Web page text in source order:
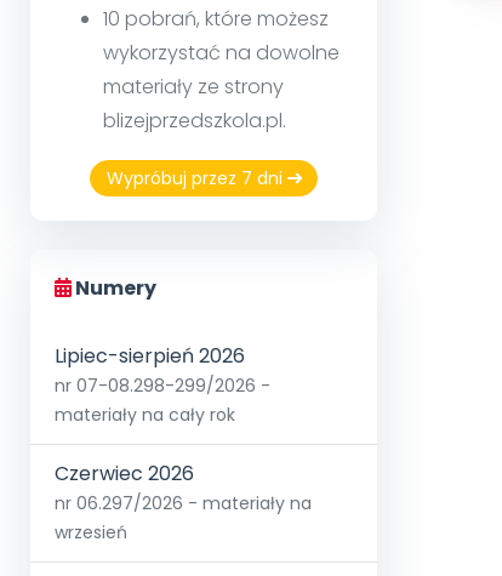
10 pobrań, które możesz
wykorzystać na dowolne
materiały ze strony
blizejprzedszkola.pl.
Wypróbuj przez 7 dni
Numery
Lipiec-sierpień 2026
nr 07-08.298-299/2026 -
materiały na cały rok
Czerwiec 2026
nr 06.297/2026 - materiały na
wrzesień